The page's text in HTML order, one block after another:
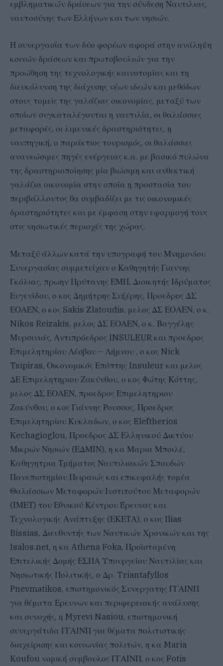
εμβληματικών δράσεων για την σύνδεση Ναυτιλιας,
ναυτοσύνης των Ελλήνων και των νησιών.
Η συνεργασία των δύο φορέων αφορά στην ανάληψη
κοινών δράσεων και πρωτοβουλιών για την
προώθηση της τεχνολογικής καινοτομίας και τη
διευκόλυνση της διάχυσης νέων ιδεών και μεθόδων
στους τομείς της γαλάζιας οικονομίας, μεταξύ των
οποίων συγκαταλέγονται η ναυτιλία, οι θαλάσσιες
μεταφορές, οι λιμενικές δραστηριότητες, η
ναυπηγική, ο παράκτιος τουρισμός, οι θαλάσσιες
ανανεώσιμες πηγές ενέργειας κ.α. με βασικό πυλώνα
της δραστηριοποίησης μία βιώσιμη και ανθεκτική
γαλάζια οικονομία στην οποία η προστασία του
περιβάλλοντος θα συμβαδίζει με τις οικονομικές
δραστηριότητες και με έμφαση στην εφαρμογή τους
στις νησιωτικές περιοχές της χώρας.
Μεταξύ άλλων κατά την υπογραφή του Μνημονίου
Συνεργασίας συμμετείχαν ο Καθηγητής Γιαννης
Γκόλιας, πρωην Πρύτανης ΕΜΠ, Διοικητής Ιδρύματος
Ευγενίδου, ο κος Δημήτρης Συξέρης, Προεδρος ΔΣ
ΕΟΑΕΝ, ο κος Sakis Zlatoudis, μελος ΔΣ ΕΟΑΕΝ, ο κ.
Nikos Reizakis, μελος ΔΣ ΕΟΑΕΝ, ο κ. Βαγγέλης
Μυρσινιάς, Αντιπρόεδρος INSULEUR και προεδρος
Επιμελητηρίου Λέσβου – Λήμνου , ο κος Nick
Tsipiras, Οικονομικός Επόπτης Insuleur και μελος
ΔΕ Επιμελητηριου Ζακύνθου, ο κος Φώτης Κόττης,
μελος ΔΣ ΕΟΑΕΝ, προεδρος Επιμελητηριου
Ζακύνθου, ο κος Γιάννης Ρουσσος, Προεδρος
Επιμελητηρίου Κυκλαδων, ο κος Eleftherios
Kechagioglou, Προεδρος ΔΣ Ελληνικού Δικτύου
Μικρών Νησιών (ΕΔΜΙΝ), η κα Μαρια Μποιλέ,
Καθηγητρια Τμήματος Ναυτιλιακών Σπουδών
Πανεπιστημίου Πειραιώς και επικεφαλής τομέα
Θαλάσσιων Μεταφορών Ινστιτούτου Μεταφορών
(ΙΜΕΤ) του Εθνικού Κέντρου Έρευνας και
Τεχνολογικής Ανάπτυξης (ΕΚΕΤΑ), ο κος Ilias
Bissias, Διευθυντής των Ναυτικών Χρονικών και της
Isalos.net, η κα Athena Foka, Προϊσταμένη
Επιτελικής Δομής ΕΣΠΑ Υπουργείου Ναυτιλίας και
Νησιωτικής Πολιτικής, ο Δρ. Triantafyllos
Pnevmatikos, επιστημονικός Συνεργατης ΓΓΑΙΝΠ
για θέματα Ερευνων και περιφερειακής ανάλυσης
και συνοχής, η Myrevi Nasiou, επιστημονική
συνεργάτιδα ΓΓΑΙΝΠ για θέματα πολιτιστικής
διαχείρισης και κοινωνίας πολιτών, η κα Maria
Koufou νομική συμβουλος ΓΓΑΙΝΠ, ο κος Fotis